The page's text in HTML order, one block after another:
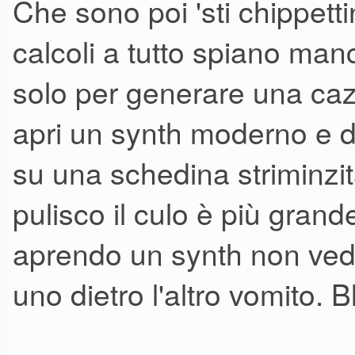
Che sono poi 'sti
calcoli a tutto spiano
solo per generare una
apri un synth moderno e
su una schedina
pulisco il culo è più
aprendo un synth non
uno dietro l'altro vomito.